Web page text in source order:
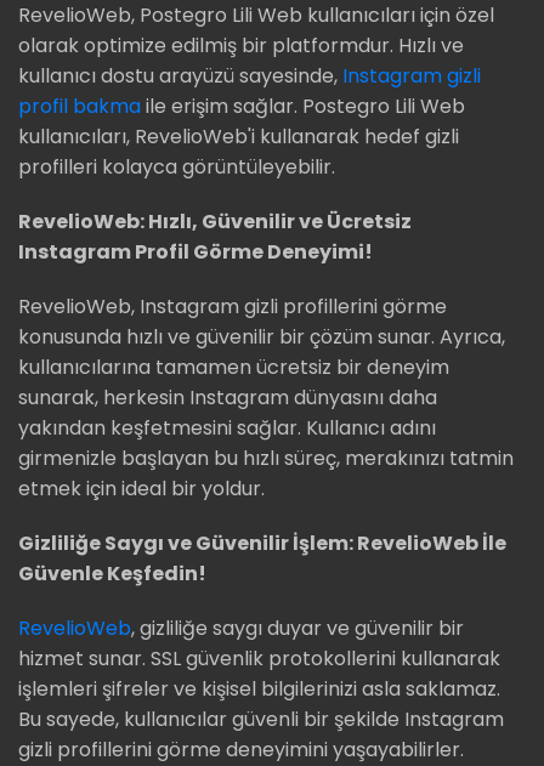
RevelioWeb, Postegro Lili Web kullanıcıları için özel
olarak optimize edilmiş bir platformdur. Hızlı ve
kullanıcı dostu arayüzü sayesinde, Instagram gizli
profil bakmaile erişim sağlar. Postegro Lili Web
kullanıcıları, RevelioWeb'i kullanarak hedef gizli
profilleri kolayca görüntüleyebilir.
RevelioWeb: Hızlı, Güvenilir ve Ücretsiz
Instagram Profil Görme Deneyimi!
RevelioWeb, Instagram gizli profillerini görme
konusunda hızlı ve güvenilir bir çözüm sunar. Ayrıca,
kullanıcılarına tamamen ücretsiz bir deneyim
sunarak, herkesin Instagram dünyasını daha
yakından keşfetmesini sağlar. Kullanıcı adını
girmenizle başlayan bu hızlı süreç, merakınızı tatmin
etmek için ideal bir yoldur.
Gizliliğe Saygı ve Güvenilir İşlem: RevelioWeb İle
Güvenle Keşfedin!
RevelioWeb, gizliliğe saygı duyar ve güvenilir bir
hizmet sunar. SSL güvenlik protokollerini kullanarak
işlemleri şifreler ve kişisel bilgilerinizi asla saklamaz.
Bu sayede, kullanıcılar güvenli bir şekilde Instagram
gizli profillerini görme deneyimini yaşayabilirler.